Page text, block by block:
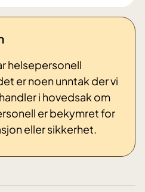
helsepersonell
er noen unntak der vi
i hovedsak om
er bekymret for
eller sikkerhet.